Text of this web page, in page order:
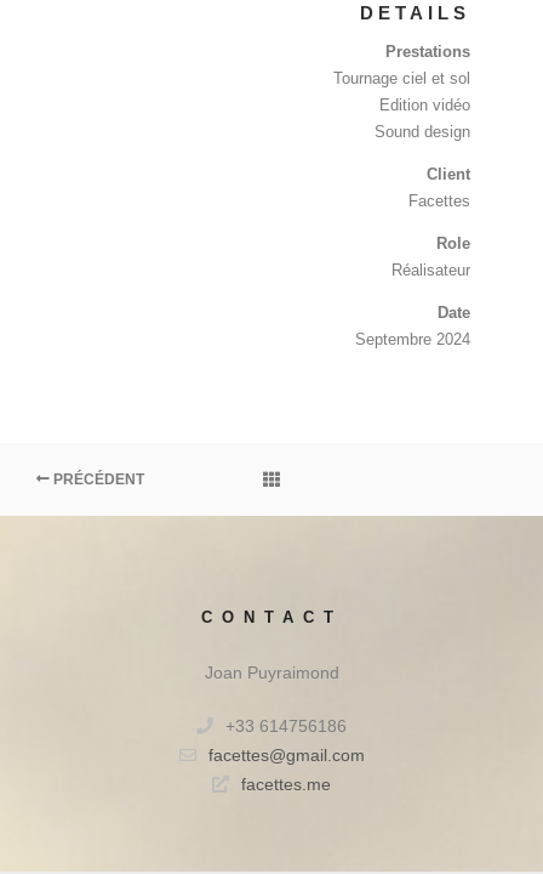
DETAILS
Prestations
Tournage ciel et sol
Edition vidéo
Sound design
Client
Facettes
Role
Réalisateur
Date
Septembre 2024
PRÉCÉDENT
CONTACT
Joan Puyraimond
+33 614756186
facettes@gmail.com
facettes.me